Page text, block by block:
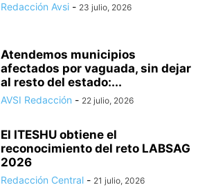
Redacción Avsi - 23 julio, 2026
Atendemos municipios
afectados por vaguada, sin dejar
al resto del estado:...
AVSI Redacción - 22 julio, 2026
El ITESHU obtiene el
reconocimiento del reto LABSAG
2026
Redacción Central - 21 julio, 2026